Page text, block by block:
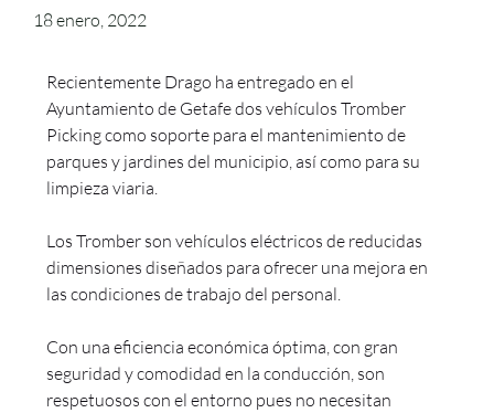
18 enero, 2022
Recientemente Drago ha entregado en el
Ayuntamiento de Getafe dos vehículos Tromber
Picking como soporte para el mantenimiento de
parques y jardines del municipio, así como para su
limpieza viaria.
Los Tromber son vehículos eléctricos de reducidas
dimensiones diseñados para ofrecer una mejora en
las condiciones de trabajo del personal.
Con una eficiencia económica óptima, con gran
seguridad y comodidad en la conducción, son
respetuosos con el entorno pues no necesitan